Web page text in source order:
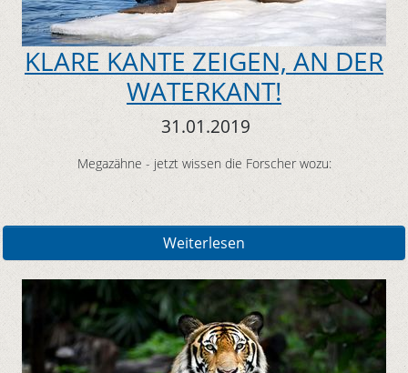
KLARE KANTE ZEIGEN, AN DER
WATERKANT!
31.01.2019
Megazähne - jetzt wissen die Forscher wozu:
Weiterlesen